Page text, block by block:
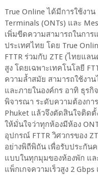
True Online ได้มีการใช้งา
Terminals (ONTs) และ
เพิ่มขีดความสามารถในกา
ประเทศไทย โดย True
FTTR ร่วมกับ ZTE (ไทยแ
สูง โดยเฉพาะเทคโนโลยี
ความล้ำสมัย สามารถใช้งา
และภายในองค์กร อาทิ ธุรกิ
พิจารณา ระดับความต้องกา
Phuket แล้วจึงตัดสินใจติด
ให้มั่นใจว่าทุกห้องมีห้อง
อุปกรณ์ FTTR วิศวกรของ
อย่างพิถีพิถัน เพื่อรับประกัน
แบบในทุกมุมของห้องพัก แล
แพ็กเกจความเร็วสูง 2